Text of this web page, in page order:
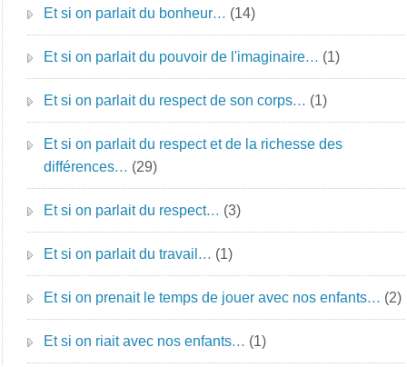
Et si on parlait du bonheur… (14)
Et si on parlait du pouvoir de l'imaginaire… (1)
Et si on parlait du respect de son corps… (1)
Et si on parlait du respect et de la richesse des
différences… (29)
Et si on parlait du respect… (3)
Et si on parlait du travail… (1)
Et si on prenait le temps de jouer avec nos enfants… (2)
Et si on riait avec nos enfants… (1)